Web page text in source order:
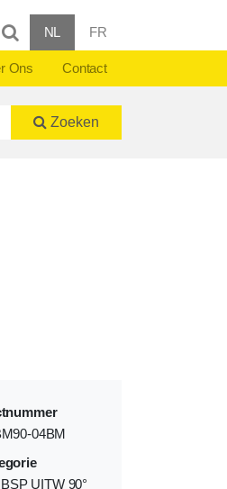
NL FR
Ons Contact
Zoeken
04BM
UITW 90°